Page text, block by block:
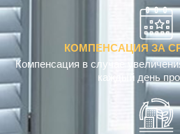
КОМПЕНСАЦИЯ ЗА
Компенсация в случае
каждый день